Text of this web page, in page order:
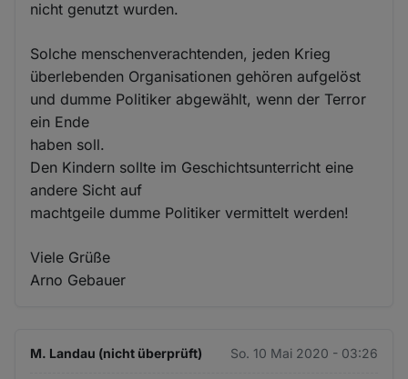
nicht genutzt wurden.
Solche menschenverachtenden, jeden Krieg
überlebenden Organisationen gehören aufgelöst
und dumme Politiker abgewählt, wenn der Terror
ein Ende
haben soll.
Den Kindern sollte im Geschichtsunterricht eine
andere Sicht auf
machtgeile dumme Politiker vermittelt werden!
Viele Grüße
Arno Gebauer
M. Landau (nicht überprüft) So. 10 Mai 2020 - 03:26